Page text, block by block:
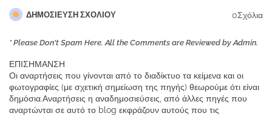
ΔΗΜΟΣΊΕΥΣΗ ΣΧΟΛΊΟΥ 0Σχόλια
* Please Don't Spam Here. All the Comments are Reviewed by Admin.
ΕΠΙΣΗΜΑΝΣΗ
Οι αναρτήσεις που γίνονται από το διαδίκτυο τα κείμενα και οι
φωτογραφίες (με σχετική σημείωση της πηγής) θεωρούμε ότι είναι
δημόσια.Αναρτήσεις η αναδημοσιεύσεις, από άλλες πηγές που
αναρτώνται σε αυτό το blog εκφράζουν αυτούς που τις